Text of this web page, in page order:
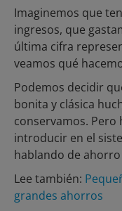
Imaginemos que
ingresos, que
última cifra
veamos qué
Podemos decidir
bonita y clásica
conservamos. Pero
introducir en el
hablando de
Lee también:
grandes ahorros